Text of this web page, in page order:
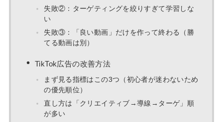
失敗②：ターゲティングを絞りすぎて学習しな
い
失敗③：「良い動画」だけを作って終わる（勝
てる動画は別）
TikTok広告の改善方法
まず見る指標はこの3つ（初心者が迷わないため
の優先順位）
直し方は「クリエイティブ→導線→ターゲ」順
が多い